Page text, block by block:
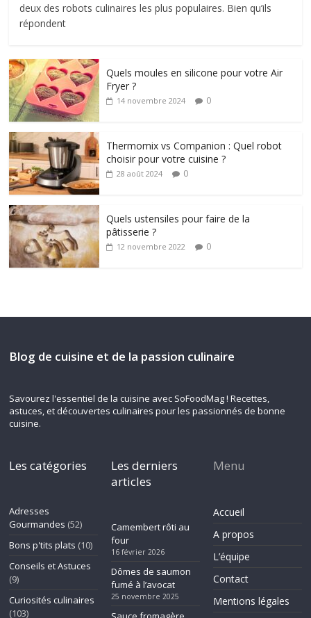
deux des robots culinaires les plus populaires. Bien qu’ils
répondent
Quels moules en silicone pour votre Air
Fryer ?
14 novembre 2024 0
Thermomix vs Companion : Quel robot
choisir pour votre cuisine ?
28 août 2024 0
Quels ustensiles pour faire de la
pâtisserie ?
12 novembre 2022 0
Blog de cuisine et de la passion culinaire
Savourez l'essentiel de la cuisine avec SoFoodMag ! Recettes,
astuces, et découvertes culinaires pour les passionnés de bonne
cuisine.
Les catégories
Adresses
Gourmandes (52)
Bons p'tits plats (10)
Conseils et Astuces
(9)
Curiosités culinaires
(103)
Les derniers
articles
Camembert rôti au
four
16 février 2026
Dômes de saumon
fumé à l’avocat
25 novembre 2025
Menu
Accueil
A propos
L’équipe
Contact
Mentions légales